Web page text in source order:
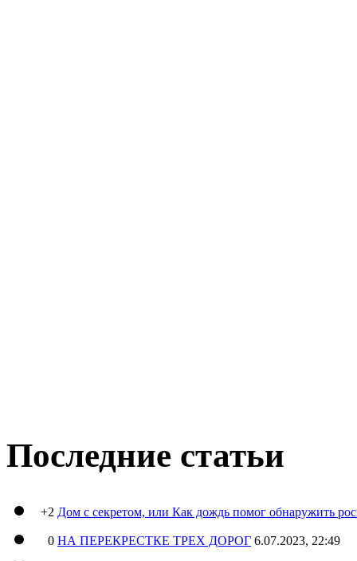
Последние статьи
+2 Дом с секретом, или Как дождь помог обнаружить
0 НА ПЕРЕКРЕСТКЕ ТРЕХ ДОРОГ 6.07.2023, 22:49